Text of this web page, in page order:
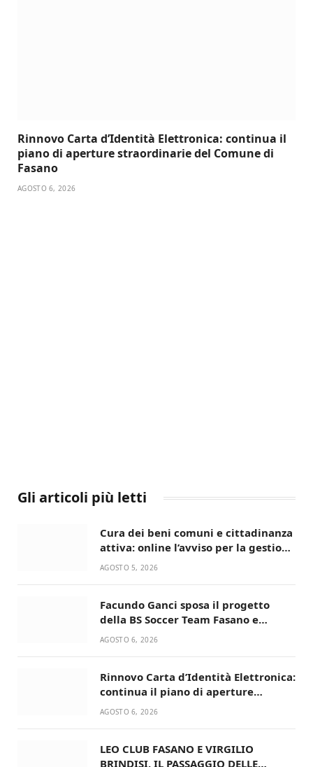
Rinnovo Carta d’Identità Elettronica: continua il
piano di aperture straordinarie del Comune di
Fasano
AGOSTO 6, 2026
Gli articoli più letti
Cura dei beni comuni e cittadinanza
attiva: online l’avviso per la gestione
condivisa della Villetta di Laureto
AGOSTO 5, 2026
Facundo Ganci sposa il progetto
della BS Soccer Team Fasano e
ritorna in campo
AGOSTO 6, 2026
Rinnovo Carta d’Identità Elettronica:
continua il piano di aperture
straordinarie del Comune di Fasano
AGOSTO 6, 2026
LEO CLUB FASANO E VIRGILIO
BRINDISI, IL PASSAGGIO DELLE